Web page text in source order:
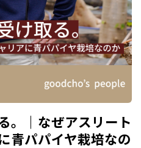
。｜なぜアスリート
青パパイヤ栽培なの